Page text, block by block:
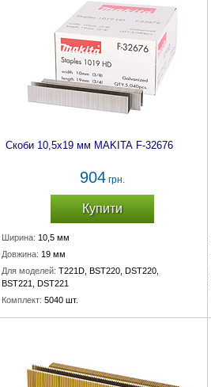
Скоби 10,5х19 мм MAKITA F-32676
904 грн.
Купити
Ширина: 10,5 мм
Довжина: 19 мм
Для моделей: T221D, BST220, DST220,
BST221, DST221
Комплект: 5040 шт.